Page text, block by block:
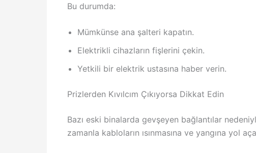
Bu durumda:
Mümkünse ana şalteri kapatın.
Elektrikli cihazların fişlerini çekin.
Yetkili bir elektrik ustasına haber verin.
Prizlerden Kıvılcım Çıkıyorsa Dikkat Edin
Bazı eski binalarda gevşeyen bağlantılar
zamanla kabloların ısınmasına ve yangına yol